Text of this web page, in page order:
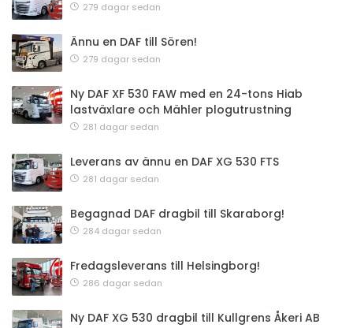
279 dagar sedan
Ännu en DAF till Sören!
279 dagar sedan
Ny DAF XF 530 FAW med en 24-tons Hiab
lastväxlare och Mähler plogutrustning
281 dagar sedan
Leverans av ännu en DAF XG 530 FTS
281 dagar sedan
Begagnad DAF dragbil till Skaraborg!
284 dagar sedan
Fredagsleverans till Helsingborg!
286 dagar sedan
Ny DAF XG 530 dragbil till Kullgrens Åkeri AB